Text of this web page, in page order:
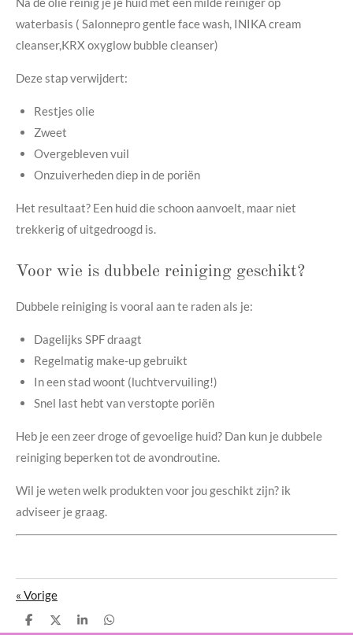
waterbasis ( Salonnepro gentle face wash, INIKA cream
cleanser,KRX oxyglow bubble cleanser)
Deze stap verwijdert:
Restjes olie
Zweet
Overgebleven vuil
Onzuiverheden diep in de poriën
Het resultaat? Een huid die schoon aanvoelt, maar niet
trekkerig of uitgedroogd is.
Voor wie is dubbele reiniging geschikt?
Dubbele reiniging is vooral aan te raden als je:
Dagelijks SPF draagt
Regelmatig make-up gebruikt
In een stad woont (luchtvervuiling!)
Snel last hebt van verstopte poriën
Heb je een zeer droge of gevoelige huid? Dan kun je dubbele
reiniging beperken tot de avondroutine.
Wil je weten welk produkten voor jou geschikt zijn? ik
adviseer je graag.
« Vorige
D
D
S
D